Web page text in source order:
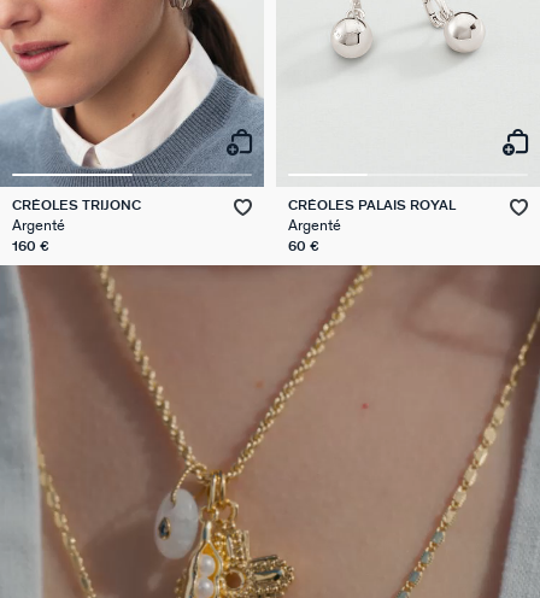
CRÉOLES TRIJONC
Argenté
160 €
CRÉOLES PALAIS ROYAL
Argenté
60 €